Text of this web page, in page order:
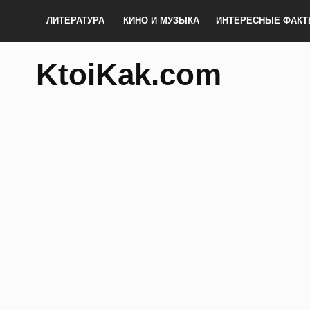
ЛИТЕРАТУРА КИНО И МУЗЫКА ИНТЕРЕСНЫЕ
KtoiKak.com